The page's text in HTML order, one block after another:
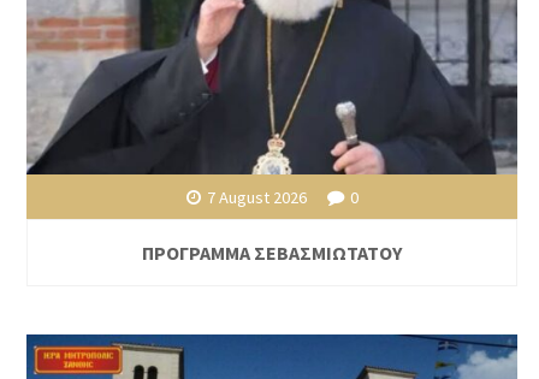
7 August 2026 0
ΠΡΟΓΡΑΜΜΑ ΣΕΒΑΣΜΙΩΤΑΤΟΥ